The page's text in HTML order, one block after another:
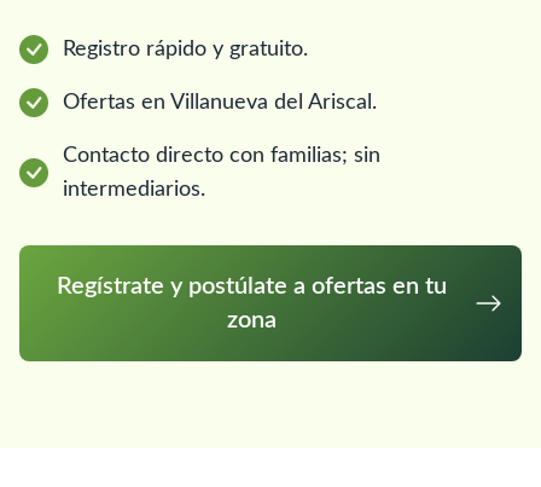
Registro rápido y gratuito.
Ofertas en Villanueva del Ariscal.
Contacto directo con familias; sin
intermediarios.
Regístrate y postúlate a ofertas en tu
zona